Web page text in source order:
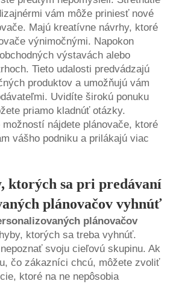
vám môže priniesť nové
Majú kreatívne návrhy, ktoré
výnimočnými. Napokon
výstavách alebo
Tieto udalosti predvádzajú
produktov a umožňujú vám
Uvidíte širokú ponuku
priamo kladnúť otázky.
nájdete plánovače, ktoré
vášho podniku a prilákajú viac
ktorých sa pri predávaní
plánovačov vyhnúť
plánovačov
ktorých sa treba vyhnúť.
svoju cieľovú skupinu. Ak
čo zákazníci chcú, môžete zvoliť
ktoré na ne nepôsobia